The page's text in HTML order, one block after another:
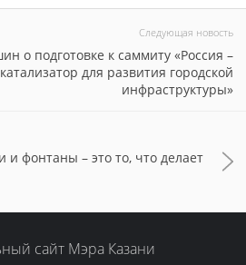
Следующая новость
о подготовке к саммиту «Россия –
для развития городской
инфраструктуры»
фонтаны – это то, что делает
сайт Мэра Казани